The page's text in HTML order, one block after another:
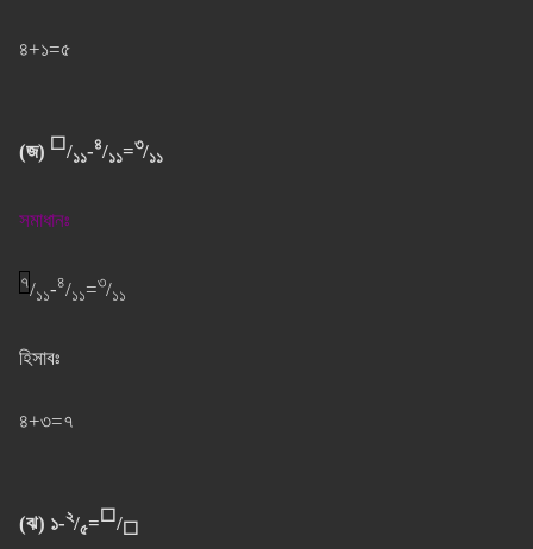
৪+১=৫
(জ) ⬜/১১-৪/১১=৩/১১
সমাধানঃ
৭/১১-৪/১১=৩/১১
হিসাবঃ
৪+৩=৭
(ঝ) ১-২/৫=⬜/⬜